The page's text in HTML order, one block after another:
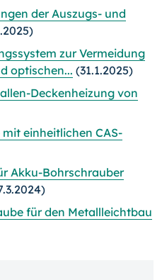
der Auszugs- und
zur Vermeidung
optischen... (31.1.2025)
Deckenheizung von
einheitlichen CAS-
Akku-Bohrschrauber
für den Metallleichtbau